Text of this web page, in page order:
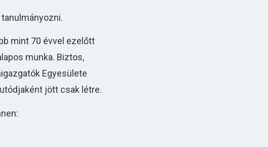
mint 70 évvel ezelőtt
munka. Biztos,
Egyesülete
jött csak létre.